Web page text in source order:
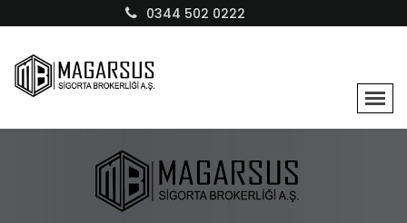
0344 502 0222